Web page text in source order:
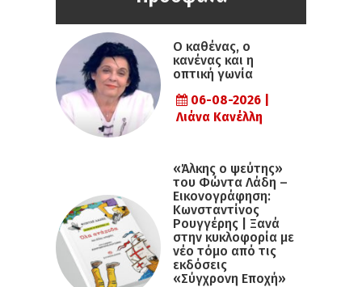
Ο καθένας, ο
κανένας και η
οπτική γωνία
06-08-2026 |
Λιάνα Κανέλλη
«Άλκης ο ψεύτης»
του Φώντα Λάδη –
Εικονογράφηση:
Κωνσταντίνος
Ρουγγέρης | Ξανά
στην κυκλοφορία με
νέο τόμο από τις
εκδόσεις
«Σύγχρονη Εποχή»